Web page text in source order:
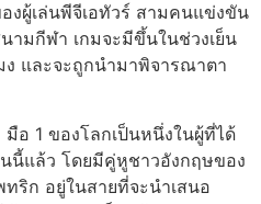
ผู้เล่นพีจีเอทัวร์ สามคนแข่งขัน
ามกีฬา เกมจะมีขึ้นในช่วงเย็น
ง และจะถูกนํามาพิจารณาตา
อ 1 ของโลกเป็นหนึ่งในผู้ที่ได้
นี้แล้ว โดยมีคู่หูชาวอังกฤษของ
ริก อยู่ในสายที่จะนําเสนอ